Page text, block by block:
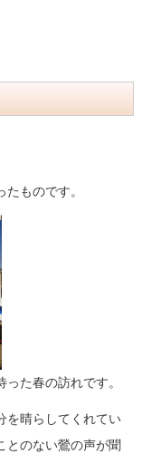
ものです。
た春の訪れです。
を晴らしてくれてい
とのない鶯の声が聞